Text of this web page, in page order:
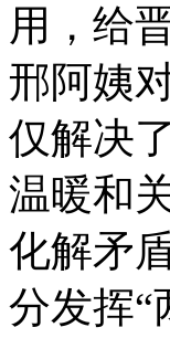
用，给
邢阿姨
仅解决
温暖和
化解矛
分发挥“